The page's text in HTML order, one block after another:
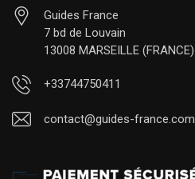
Guides France
7 bd de Louvain
13008 MARSEILLE (FRANCE)
+33744750411
contact@guides-france.com